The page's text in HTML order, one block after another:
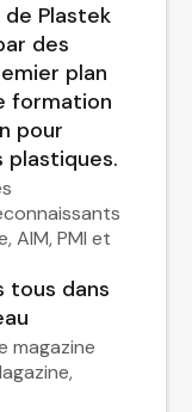
Plastek
des
plan
formation
pour
plastiques.
AIM, PMI et
tous dans
magazine